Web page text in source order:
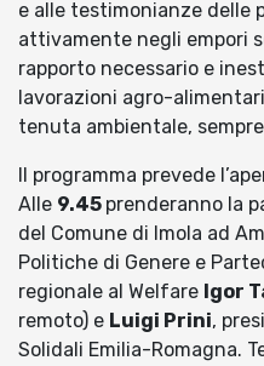
e alle testimonianze delle
attivamente negli empori
rapporto necessario e
lavorazioni agro-
tenuta ambientale,
Il programma prevede
Alle 9.45 prenderanno la
del Comune di Imola ad
Politiche di Genere e
regionale al Welfare Igor
remoto) e Luigi Prini,
Solidali Emilia-Romagna.